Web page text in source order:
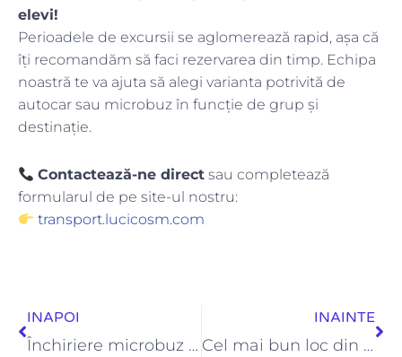
elevi!
Perioadele de excursii se aglomerează rapid, așa că
îți recomandăm să faci rezervarea din timp. Echipa
noastră te va ajuta să alegi varianta potrivită de
autocar sau microbuz în funcție de grup și
destinație.
Contactează-ne direct sau completează
formularul de pe site-ul nostru:
transport.lucicosm.com
INAPOI
Închiriere microbuz Suceava pentru călătorii comode și sigure
INAINTE
Cel mai bun loc din autocar – Evită alegerea greșită!